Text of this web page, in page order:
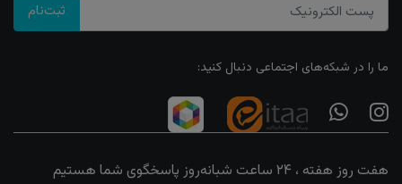
ثبت‌نام
ما را در شبکه‌های اجتماعی دنبال کنید:
هفت روز هفته ، ۲۴ ساعت شبانه‌روز پاسخگوی شما هستیم